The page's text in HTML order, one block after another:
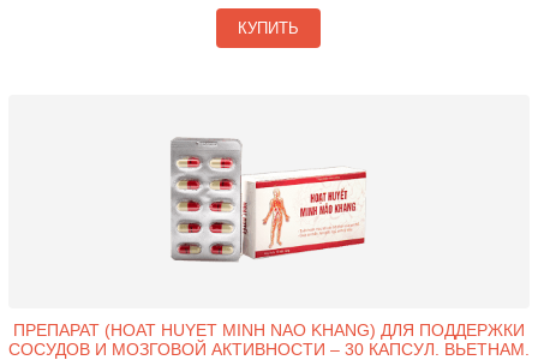
КУПИТЬ
ПРЕПАРАТ (HOAT HUYET MINH NAO KHANG) ДЛЯ ПОДДЕРЖКИ
СОСУДОВ И МОЗГОВОЙ АКТИВНОСТИ – 30 КАПСУЛ. ВЬЕТНАМ.